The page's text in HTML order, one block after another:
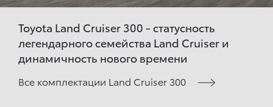
Toyota Land Cruiser 300 - статусность
легендарного семейства Land Cruiser и
динамичность нового времени
Все комплектации Land Cruiser 300